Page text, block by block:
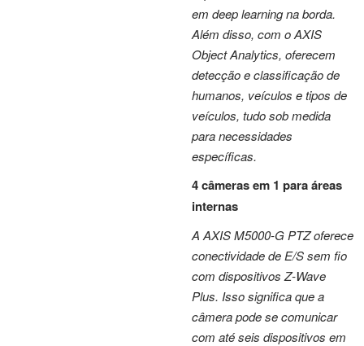
em deep learning na borda.
Além disso, com o AXIS
Object Analytics, oferecem
detecção e classificação de
humanos, veículos e tipos de
veículos, tudo sob medida
para necessidades
específicas.
4 câmeras em 1 para áreas
internas
A AXIS M5000-G PTZ oferece
conectividade de E/S sem fio
com dispositivos Z-Wave
Plus. Isso significa que a
câmera pode se comunicar
com até seis dispositivos em